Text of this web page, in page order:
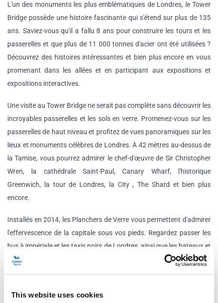
This website uses cookies
L'un des monuments les plus emblématiques de Londres, le Tower
Bridge possède une histoire fascinante qui s'étend sur plus de 135
ans. Saviez-vous qu'il a fallu 8 ans pour construire les tours et les
passerelles et que plus de 11 000 tonnes d'acier ont été utilisées ?
Découvrez des histoires intéressantes et bien plus encore en vous
promenant dans les allées et en participant aux expositions et
expositions interactives.
Une visite au Tower Bridge ne serait pas complète sans découvrir les
incroyables passerelles et les sols en verre. Promenez-vous sur les
passerelles de haut niveau et profitez de vues panoramiques sur les
lieux et monuments célèbres de Londres. À 42 mètres au-dessus de
la Tamise, vous pourrez admirer le chef-d'œuvre de Sir Christopher
Wren, la cathédrale Saint-Paul, Canary Wharf, l'historique
Greenwich, la tour de Londres, la City , The Shard et bien plus
encore.
Installés en 2014, les Planchers de Verre vous permettent d'admirer
l'effervescence de la capitale sous vos pieds. Regardez passer les
bus à impériale et les taxis noirs de Londres, ainsi que les bateaux et
les navires de croisière. Étonnamment, 800 navires transitent
Une fois que vous avez admiré les sites, voyagez dans le temps